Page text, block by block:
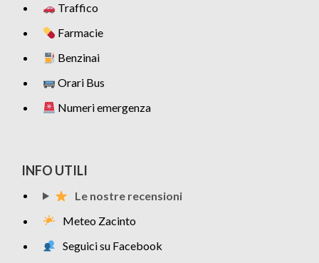
Traffico
Farmacie
Benzinai
Orari Bus
Numeri emergenza
INFO UTILI
Le nostre recensioni
Meteo Zacinto
Seguici su Facebook